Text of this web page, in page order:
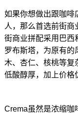
如果你想做出跟咖啡
人，那么首选前街
街商业拼配采用巴西
罗布斯塔，为原有的
木、杏仁、核桃等复
低酸醇厚，加上价格
Crema虽然是浓缩咖